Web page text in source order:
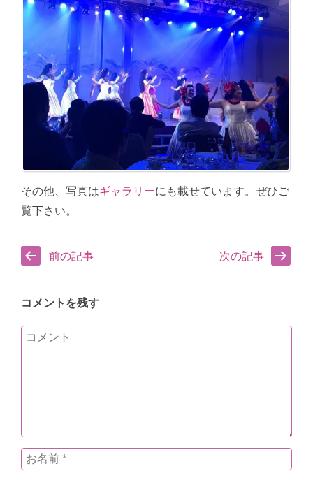
その他、写真はギャラリーにも載せています。ぜひご
覧下さい。
前の記事 次の記事
コメントを残す